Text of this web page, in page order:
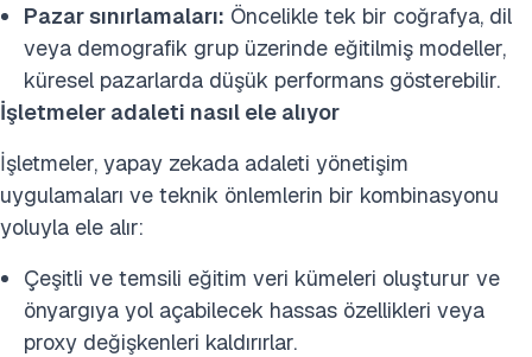
Pazar sınırlamaları: Öncelikle tek bir coğrafya, dil
veya demografik grup üzerinde eğitilmiş modeller,
küresel pazarlarda düşük performans gösterebilir.
İşletmeler adaleti nasıl ele alıyor
İşletmeler, yapay zekada adaleti yönetişim
uygulamaları ve teknik önlemlerin bir kombinasyonu
yoluyla ele alır:
Çeşitli ve temsili eğitim veri kümeleri oluşturur ve
önyargıya yol açabilecek hassas özellikleri veya
proxy değişkenleri kaldırırlar.